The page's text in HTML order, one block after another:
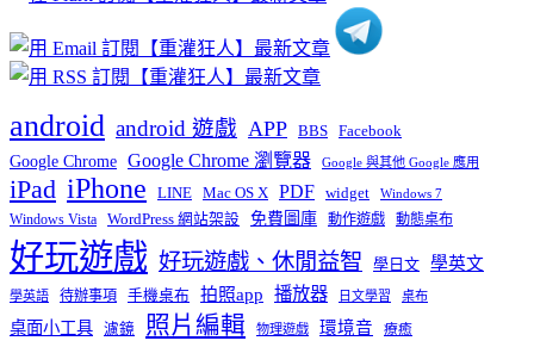
android android 遊戲 APP BBS Facebook
Google Chrome Google Chrome 瀏覽器 Google 與其他 Google 應用
iPad iPhone LINE Mac OS X PDF widget Windows 7
Windows Vista WordPress 網站架設 免費圖庫 動作遊戲 動態桌布
好玩遊戲 好玩遊戲、休閒益智 學日文 學英文
學英語 待辦事項 手機桌布 拍照app 播放器 日文學習 桌布
桌面小工具 濾鏡 照片編輯 物理遊戲 環境音 療癒